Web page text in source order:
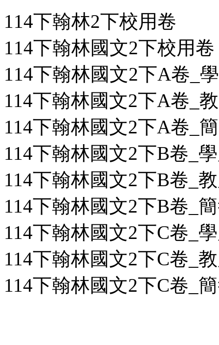
114下翰林2下校用卷
114下翰林國文2下校用卷
114下翰林國文2下A卷_
114下翰林國文2下A卷_
114下翰林國文2下A卷_
114下翰林國文2下B卷_
114下翰林國文2下B卷_
114下翰林國文2下B卷_
114下翰林國文2下C卷_
114下翰林國文2下C卷_
114下翰林國文2下C卷_